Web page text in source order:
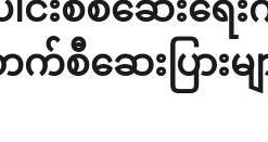
ေးပြားမျာ